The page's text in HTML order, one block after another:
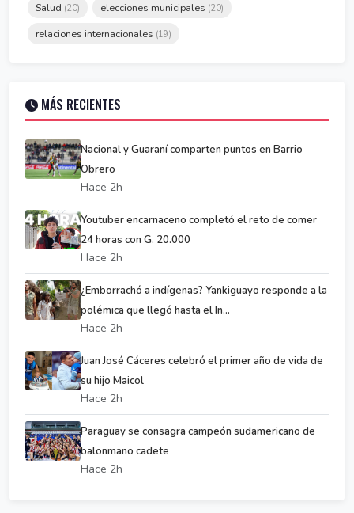
Salud (20) elecciones municipales (20)
relaciones internacionales (19)
MÁS RECIENTES
Nacional y Guaraní comparten puntos en Barrio
Obrero
Hace 2h
Youtuber encarnaceno completó el reto de comer
24 horas con G. 20.000
Hace 2h
¿Emborrachó a indígenas? Yankiguayo responde a la
polémica que llegó hasta el In...
Hace 2h
Juan José Cáceres celebró el primer año de vida de
su hijo Maicol
Hace 2h
Paraguay se consagra campeón sudamericano de
balonmano cadete
Hace 2h